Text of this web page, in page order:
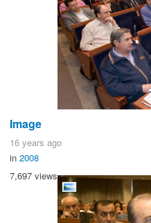
Image
16 years ago
in 2008
7,697 views